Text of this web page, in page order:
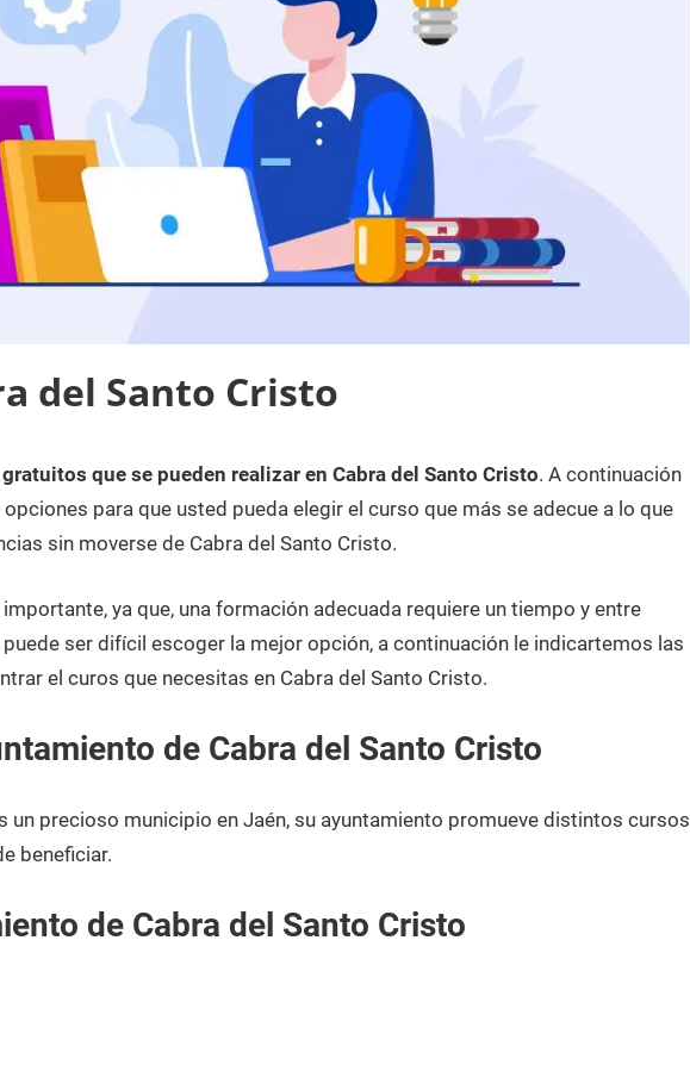
del Santo Cristo
que se pueden realizar en Cabra del Santo Cristo. A continuación
para que usted pueda elegir el curso que más se adecue a lo que
sin moverse de Cabra del Santo Cristo.
ya que, una formación adecuada requiere un tiempo y entre
ser difícil escoger la mejor opción, a continuación le indicartemos las
el curos que necesitas en Cabra del Santo Cristo.
de Cabra del Santo Cristo
un precioso municipio en Jaén, su ayuntamiento promueve distintos cursos
beneficiar.
de Cabra del Santo Cristo